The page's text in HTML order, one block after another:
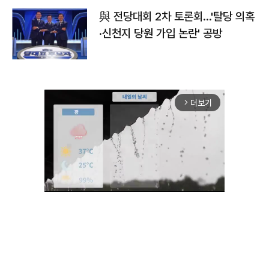
與 전당대회 2차 토론회…'탈당 의혹
·신천지 당원 가입 논란' 공방
arrow_forward_ios 더보기